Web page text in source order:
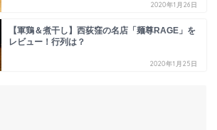
2020年1月26日
【軍鶏＆煮干し】西荻窪の名店「麺尊RAGE」を
レビュー！行列は？
2020年1月25日